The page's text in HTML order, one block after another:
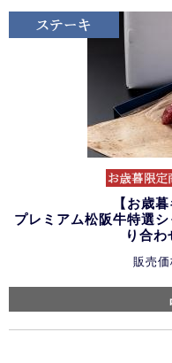
【お歳
プレミアム松阪牛特選
り合
販売価